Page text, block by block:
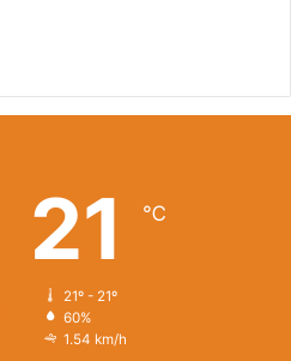
21 ℃
21º - 21º
60%
1.54 km/h